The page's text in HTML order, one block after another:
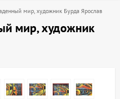
мир, художник Бурда Ярослав
мир, художник